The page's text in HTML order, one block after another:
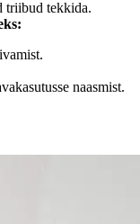
triibud tekkida.
naasmist.